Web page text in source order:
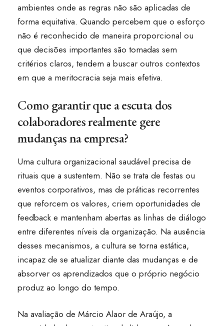
ambientes onde as regras não são aplicadas de
forma equitativa. Quando percebem que o esforço
não é reconhecido de maneira proporcional ou
que decisões importantes são tomadas sem
critérios claros, tendem a buscar outros contextos
em que a meritocracia seja mais efetiva.
Como garantir que a escuta dos
colaboradores realmente gere
mudanças na empresa?
Uma cultura organizacional saudável precisa de
rituais que a sustentem. Não se trata de festas ou
eventos corporativos, mas de práticas recorrentes
que reforcem os valores, criem oportunidades de
feedback e mantenham abertas as linhas de diálogo
entre diferentes níveis da organização. Na ausência
desses mecanismos, a cultura se torna estática,
incapaz de se atualizar diante das mudanças e de
absorver os aprendizados que o próprio negócio
produz ao longo do tempo.
Na avaliação de Márcio Alaor de Araújo, a